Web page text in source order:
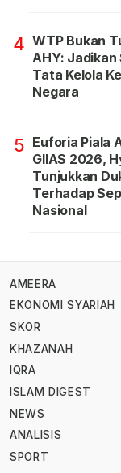
4 WTP Bukan
AHY:
Tata Kelola
Negara
5 Euforia Piala
GIIAS 2026,
Tunjukkan
Terhadap
Nasional
AMEERA
EKONOMI SYARIAH
SKOR
KHAZANAH
IQRA
ISLAM DIGEST
NEWS
ANALISIS
SPORT